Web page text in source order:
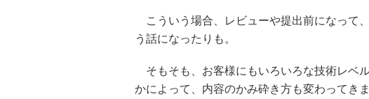
こういう場合、レビューや提出前になって
う話になったりも。
そもそも、お客様にもいろいろな技術レベ
かによって、内容のかみ砕き方も変わってきま